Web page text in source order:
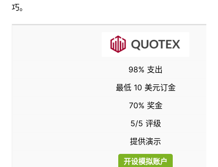
巧。
98% 支出
最低 10 美元订金
70% 奖金
5/5 评级
提供演示
开设模拟账户